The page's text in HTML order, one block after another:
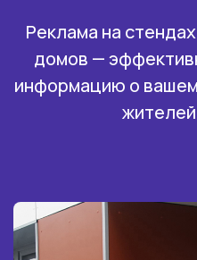
Реклама на
домов —
информацию о